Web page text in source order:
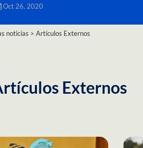
noticias > Artículos Externos
Externos